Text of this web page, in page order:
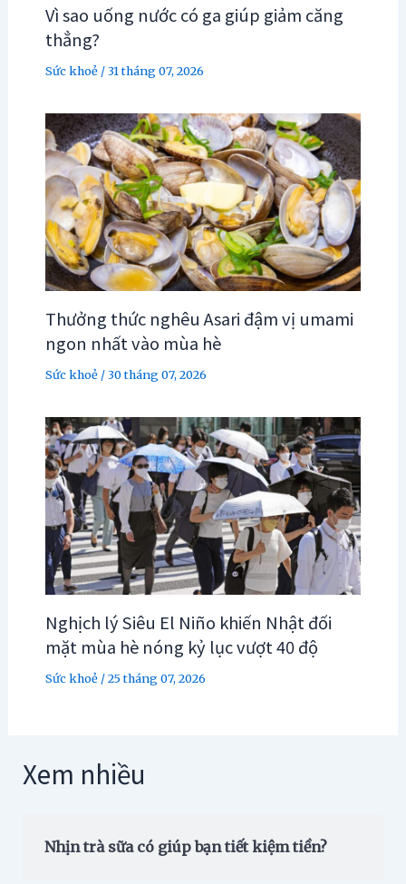
Vì sao uống nước có ga giúp giảm căng
thẳng?
Sức khoẻ/31 tháng 07, 2026
Thưởng thức nghêu Asari đậm vị umami
ngon nhất vào mùa hè
Sức khoẻ/30 tháng 07, 2026
Nghịch lý Siêu El Niño khiến Nhật đối
mặt mùa hè nóng kỷ lục vượt 40 độ
Sức khoẻ/25 tháng 07, 2026
Xem nhiều
Nhịn trà sữa có giúp bạn tiết kiệm tiền?